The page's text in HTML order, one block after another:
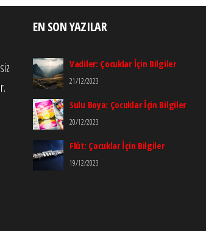
EN SON YAZILAR
Vadiler: Çocuklar İçin Bilgiler
21/12/2023
Sulu Boya: Çocuklar İçin Bilgiler
20/12/2023
Flüt: Çocuklar İçin Bilgiler
19/12/2023